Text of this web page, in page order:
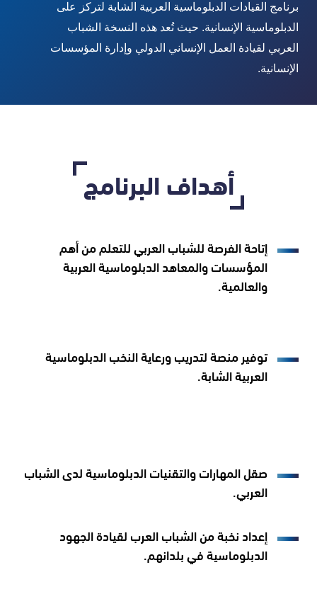
برنامج القيادات الدبلوماسية العربية الشابة لتركز على
الدبلوماسية الإنسانية. حيث تُعد هذه النسخة الشباب
العربي لقيادة العمل الإنساني الدولي وإدارة المؤسسات
الإنسانية.
أهداف البرنامج
إتاحة الفرصة للشباب العربي للتعلم من أهم
المؤسسات والمعاهد الدبلوماسية العربية
والعالمية.
توفير منصة لتدريب ورعاية النخب الدبلوماسية
العربية الشابة.
صقل المهارات والتقنيات الدبلوماسية لدى الشباب
العربي.
إعداد نخبة من الشباب العرب لقيادة الجهود
الدبلوماسية في بلدانهم.